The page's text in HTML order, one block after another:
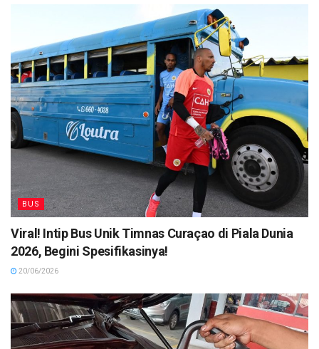
BUS
Viral! Intip Bus Unik Timnas Curaçao di Piala Dunia
2026, Begini Spesifikasinya!
20/06/2026